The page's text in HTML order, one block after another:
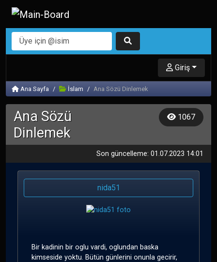
Giriş
Ana Sayfa İslam Ana Sözü Dinlemek
Ana Sözü
Dinlemek
1067
Son güncelleme: 01.07.2023 14:01
nida51
Bir kadinin bir oglu vardi, oglundan baska
kimseside yoktu. Bütün günlerini onunla gecirir,